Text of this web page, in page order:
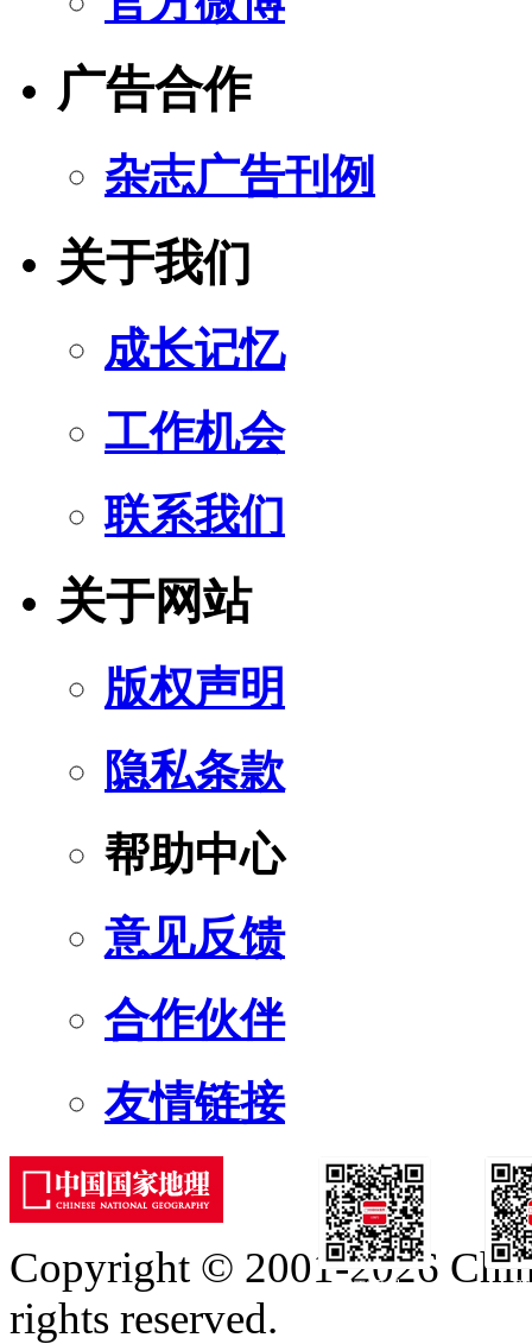
广告合作
杂志广告刊例
关于我们
成长记忆
工作机会
联系我们
关于网站
版权声明
隐私条款
帮助中心
意见反馈
合作伙伴
友情链接
订阅号
Copyright © 2001-2026
rights reserved.